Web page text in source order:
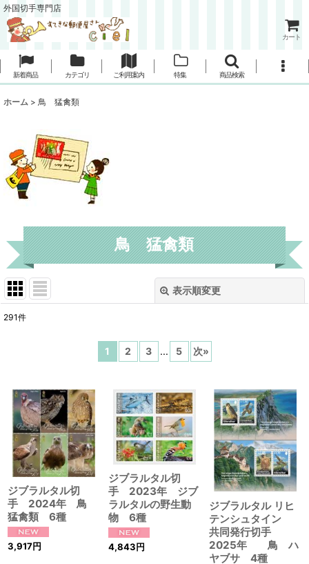
外国切手専門店
カート
新着商品 カテゴリ ご利用案内 特集 商品検索
ホーム > 鳥 猛禽類
鳥 猛禽類
表示順変更
並び順:
絞り込む
291件
1 2 3 ... 5 次»
ジブラルタル切
手 2024年 鳥
猛禽類 6種
3,917円
ジブラルタル切
手 2023年 ジブ
ラルタルの野生動
物 6種
4,843円
ジブラルタル リヒ
テンシュタイン
共同発行切手
2025年 鳥 ハ
ヤブサ 4種